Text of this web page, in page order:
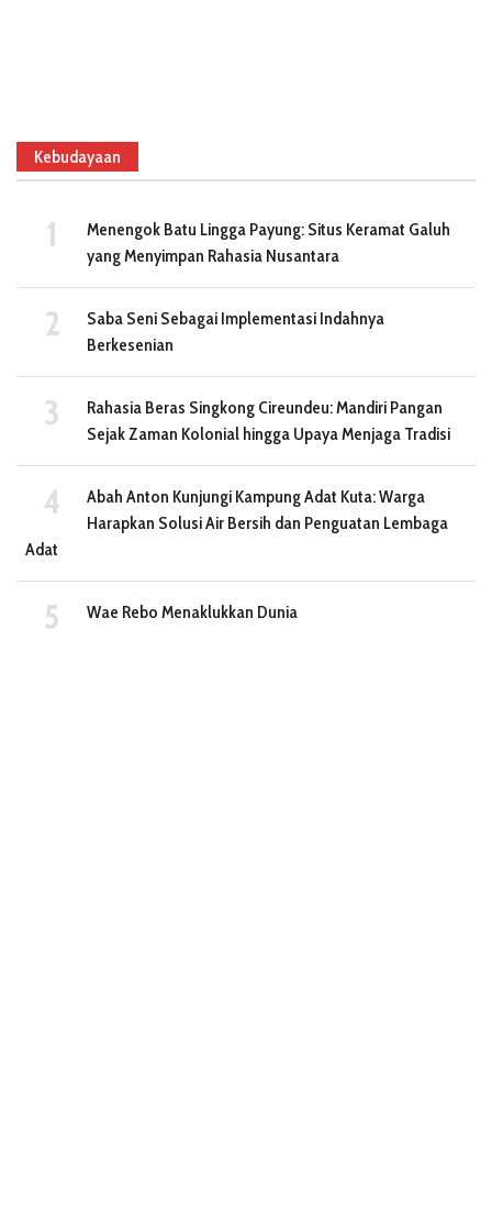
Kebudayaan
Menengok Batu Lingga Payung: Situs Keramat Galuh
yang Menyimpan Rahasia Nusantara
Saba Seni Sebagai Implementasi Indahnya
Berkesenian
Rahasia Beras Singkong Cireundeu: Mandiri Pangan
Sejak Zaman Kolonial hingga Upaya Menjaga Tradisi
Abah Anton Kunjungi Kampung Adat Kuta: Warga
Harapkan Solusi Air Bersih dan Penguatan Lembaga
Adat
Wae Rebo Menaklukkan Dunia